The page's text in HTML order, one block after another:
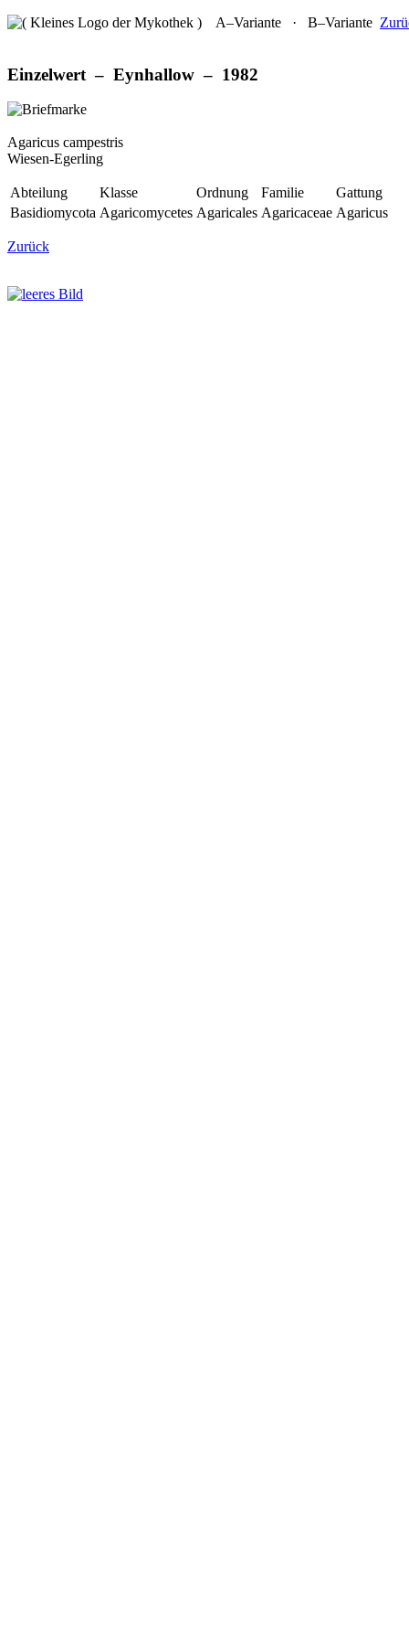
A–Variante · B–Variante
Einzelwert – Eynhallow – 1982
Agaricus campestris
Wiesen-Egerling
Abteilung Klasse Ordnung Familie
Gattung
Basidiomycota Agaricomycetes Agaricales Agaricaceae Agaricus
Zurück